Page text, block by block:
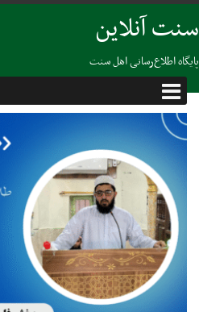
سنت آنلاین
پایگاه اطلاع‌رسانی اهل سنت